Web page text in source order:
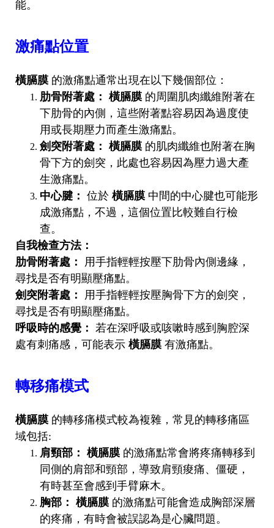
能。
激痛點位置
橫膈膜 的激痛點通常出現在以下幾個部位：
肋骨附著處：
橫膈膜 的周圍肌肉纖維附著在
下肋骨的內側，這些附著點容易因為過度使
用或長期壓力而產生激痛點。
劍突附著處：
橫膈膜 的肌肉纖維也附著在胸
骨下方的劍突，此處也容易因為壓力過大產
生激痛點。
中心腱： 位於橫膈膜 中間的中心腱也可能形
成激痛點，不過，這個位置比較難自行檢
查。
自我檢查方法：
肋骨附著處：
用手指輕輕按壓下肋骨內側邊緣，
尋找是否有明顯壓痛點。
劍突附著處：
用手指輕輕按壓胸骨下方的劍突，
尋找是否有明顯壓痛點。
呼吸時的感覺：
若在深呼吸或咳嗽時感到胸腔深
處有刺痛感，可能表示橫膈膜 有激痛點。
轉移痛模式
橫膈膜 的轉移痛模式較為複雜，常見的轉移痛區
域包括:
肩頸部：
橫膈膜 的激痛點常會將疼痛轉移到
同側的肩部和頸部，導致肩頸痠痛、僵硬，
有時甚至會感到手臂麻木。
胸部：
橫膈膜 的激痛點可能會造成胸部深層
的疼痛，有時會被誤認為是心臟問題。